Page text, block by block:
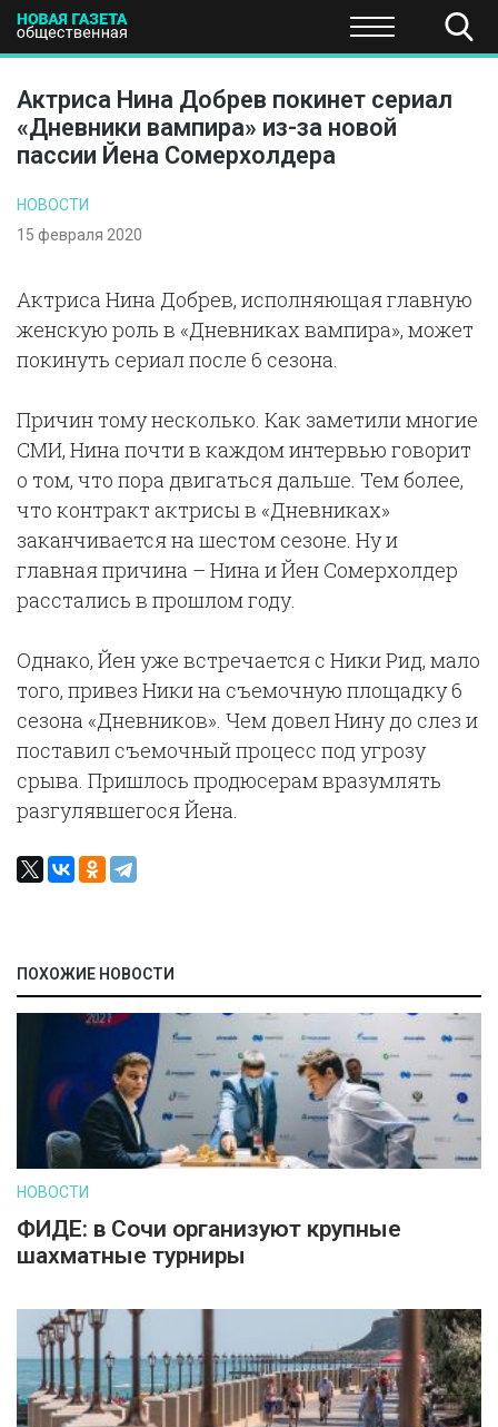
ПОЛИТИКА ЭКОНОМИКА НАУКА И
Актриса Нина Добрев покинет сериал
«Дневники вампира» из-за новой
пассии Йена Сомерхолдера
НОВОСТИ
15 февраля 2020
Актриса Нина Добрев, исполняющая главную
женскую роль в «Дневниках вампира», может
покинуть сериал после 6 сезона.
Причин тому несколько. Как заметили многие
СМИ, Нина почти в каждом интервью говорит
о том, что пора двигаться дальше. Тем более,
что контракт актрисы в «Дневниках»
заканчивается на шестом сезоне. Ну и
главная причина – Нина и Йен Сомерхолдер
расстались в прошлом году.
Однако, Йен уже встречается с Ники Рид, мало
того, привез Ники на съемочную площадку 6
сезона «Дневников». Чем довел Нину до слез и
поставил съемочный процесс под угрозу
срыва. Пришлось продюсерам вразумлять
разгулявшегося Йена.
ПОХОЖИЕ НОВОСТИ
НОВОСТИ
ФИДЕ: в Сочи организуют крупные
шахматные турниры